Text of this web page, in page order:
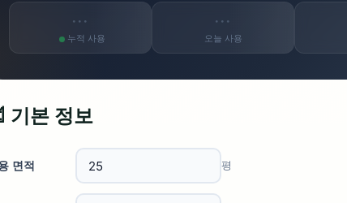
···
누적 사용
···
오늘 사용
기본 정보
면적 평